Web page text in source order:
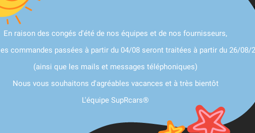
directe MST PERFORMANCE AUDI
maximiser la capacité de leur véhicule.
de la sonorité de votre moteur, rendant chaque accélération plus gratifiante.
cette admission se monte facilement, sans modifications complexes.
des matériaux de premier choix, assurant ainsi une fiabilité et une durabilité
matériaux de haute qualité, intégrant un filtre à air avancé qui optimise le flux
En raison des congés d'été de nos équipes et de nos fournisseurs,
commandes passées à partir du 04/08 seront traitées à partir du 26/08/
(ainsi que les mails et messages téléphoniques)
Nous vous souhaitons d'agréables vacances et à très bientôt
L'équipe SupRcars®